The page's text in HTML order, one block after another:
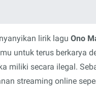
lirik lagu Ono
untuk terus berkarya
miliki secara ilegal.
streaming online